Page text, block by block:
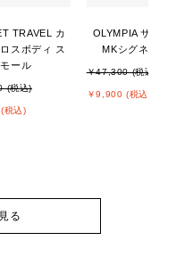
TRAVEL カ
スボディ ス
モール
(税込)
税込)
OLYMPIA サンダル -
MKシグネチャー
￥47,300 (税込)
￥9,900 (税込)
る